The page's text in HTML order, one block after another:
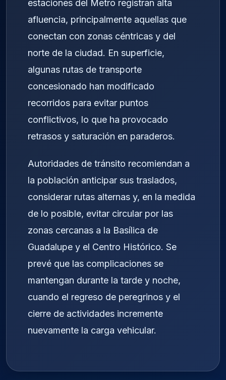
estaciones del Metro registran alta
afluencia, principalmente aquellas que
conectan con zonas céntricas y del
norte de la ciudad. En superficie,
algunas rutas de transporte
concesionado han modificado
recorridos para evitar puntos
conflictivos, lo que ha provocado
retrasos y saturación en paraderos.
Autoridades de tránsito recomiendan a
la población anticipar sus traslados,
considerar rutas alternas y, en la medida
de lo posible, evitar circular por las
zonas cercanas a la Basílica de
Guadalupe y el Centro Histórico. Se
prevé que las complicaciones se
mantengan durante la tarde y noche,
cuando el regreso de peregrinos y el
cierre de actividades incremente
nuevamente la carga vehicular.